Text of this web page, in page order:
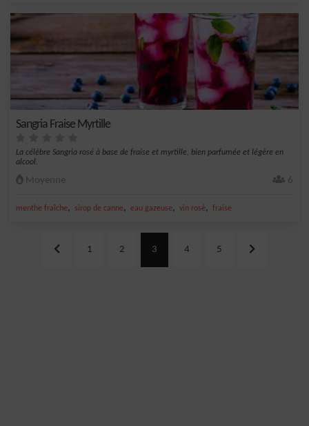
Sangria Fraise Myrtille
La célèbre Sangria rosé à base de fraise et myrtille, bien parfumée et légère en
alcool.
Moyenne 6
menthe fraîche, sirop de canne, eau gazeuse, vin rosé, fraise
1 2 3 4 5